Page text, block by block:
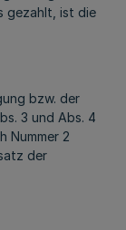
gezahlt, ist die
bzw. der
3 und Abs. 4
Nummer 2
der